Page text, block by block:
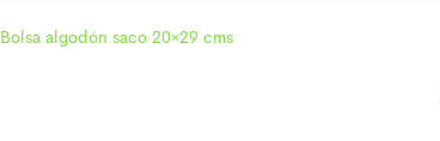
Bolsa algodón saco 20×29 cms